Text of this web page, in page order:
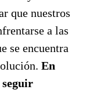
que nuestros
a las
se encuentra
En